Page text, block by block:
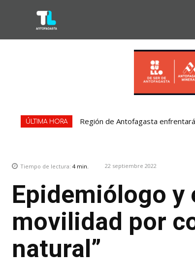
ÚLTIMA HORA Región de Antofagasta
Bipay explica: Así funciona el
Tiempo de lectura: 4min. 22 septiembre 2022
Epidemiólogo y
movilidad por
natural”